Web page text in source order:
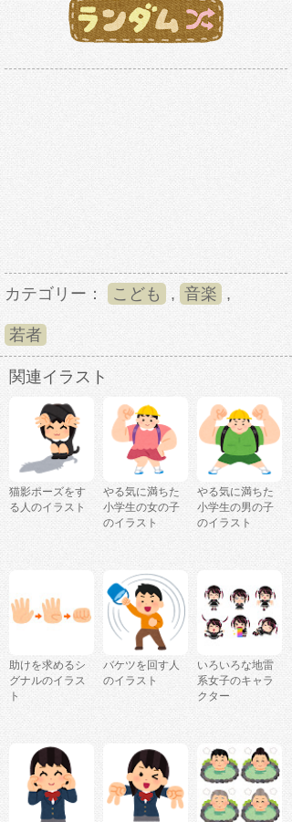
カテゴリー： こども , 音楽 ,
若者
関連イラスト
猫影ポーズをす
る人のイラスト
やる気に満ちた
小学生の女の子
のイラスト
やる気に満ちた
小学生の男の子
のイラスト
助けを求めるシ
グナルのイラス
ト
バケツを回す人
のイラスト
いろいろな地雷
系女子のキャラ
クター